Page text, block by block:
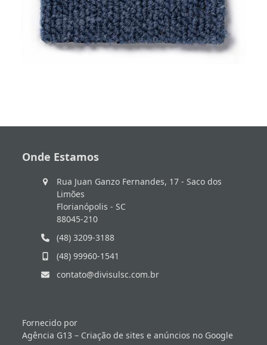
Onde Estamos
Rua Juan Ganzo Fernandes, 17 - Saco dos
Limões
Florianópolis - SC
88045-210
(48) 3209-3188
(48) 99960-1541
contato@divisulsc.com.br
Fornecido por
Agência G13 – Criação de sites e anúncios no Google